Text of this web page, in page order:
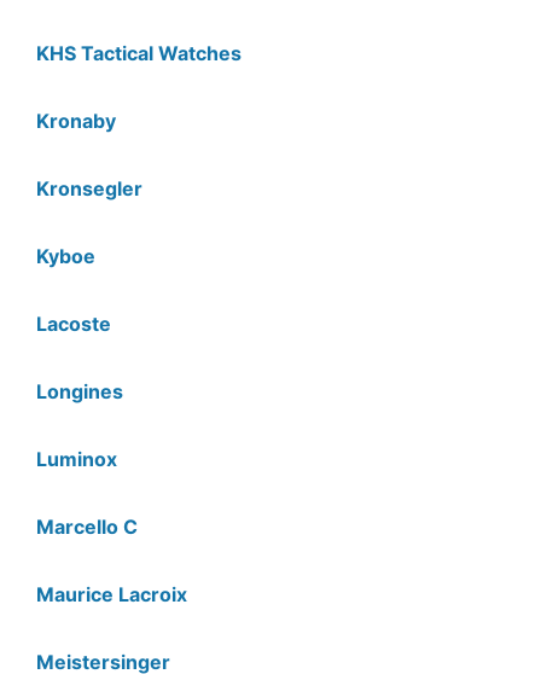
KHS Tactical Watches
Kronaby
Kronsegler
Kyboe
Lacoste
Longines
Luminox
Marcello C
Maurice Lacroix
Meistersinger